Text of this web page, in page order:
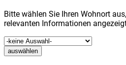
Bitte wählen Sie Ihren Wohnort
relevanten Informationen
auswählen